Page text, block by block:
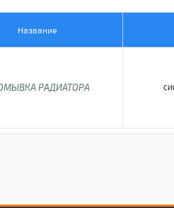
Название
РАДИАТОРА